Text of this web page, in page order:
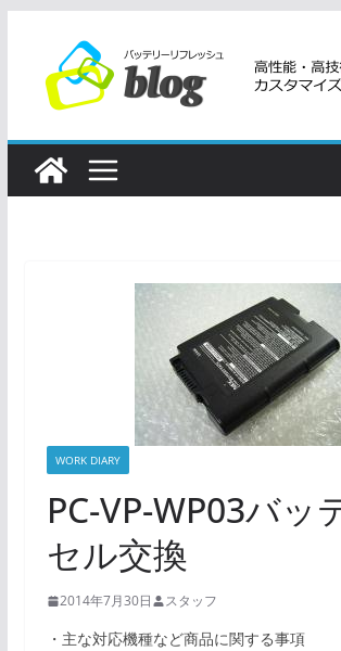
ツ
WORK DIARY
PC-VP-WP03バッ
セル交換
2014年7月30日 スタッフ
・主な対応機種など商品に関する事項